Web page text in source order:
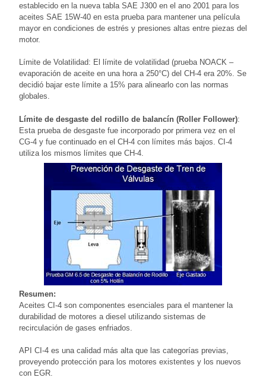
establecido en la nueva tabla SAE J300 en el ano 2001 para los
aceites SAE 15W-40 en esta prueba para mantener una película
mayor en condiciones de estrés y presiones altas entre piezas del
motor.
Límite de Volatilidad: El límite de volatilidad (prueba NOACK –
evaporación de aceite en una hora a 250°C) del CH-4 era 20%. Se
decidió bajar este límite a 15% para alinearlo con las normas
globales.
Límite de desgaste del rodillo de balancín (Roller Follower):
Esta prueba de desgaste fue incorporado por primera vez en el
CG-4 y fue continuado en el CH-4 con límites más bajos. CI-4
utiliza los mismos límites que CH-4.
Resumen:
Aceites CI-4 son componentes esenciales para el mantener la
durabilidad de motores a diesel utilizando sistemas de
recirculación de gases enfriados.
API CI-4 es una calidad más alta que las categorías previas,
proveyendo protección para los motores existentes y los nuevos
con EGR.